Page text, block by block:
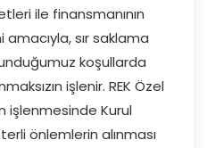
ile finansmanının
sır saklama
koşullarda
işlenir. REK Özel
işlenmesinde Kurul
önlemlerin alınması